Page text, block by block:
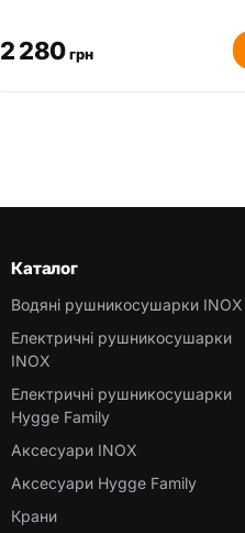
2 280 грн
Каталог
Водяні рушникосушарки INOX
Електричні рушникосушарки
INOX
Електричні рушникосушарки
Hygge Family
Аксесуари INOX
Аксесуари Hygge Family
Крани